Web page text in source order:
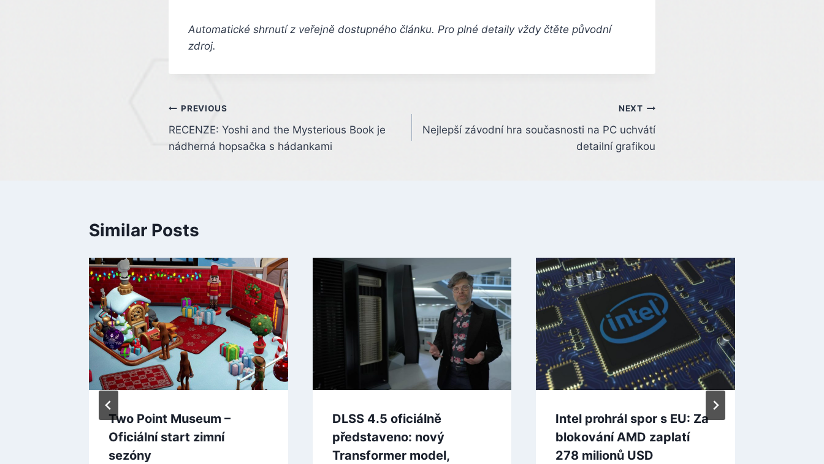
Automatické shrnutí z veřejně dostupného článku. Pro plné detaily vždy čtěte původní
zdroj.
Post
navigation
PREVIOUS
RECENZE: Yoshi and the Mysterious Book je
nádherná hopsačka s hádankami
NEXT
Nejlepší závodní hra současnosti na PC uchvátí
detailní grafikou
Similar Posts
Two Point Museum –
Oficiální start zimní
sezóny
DLSS 4.5 oficiálně
představeno: nový
Transformer model,
Intel prohrál spor s EU: Za
blokování AMD zaplatí
278 milionů USD